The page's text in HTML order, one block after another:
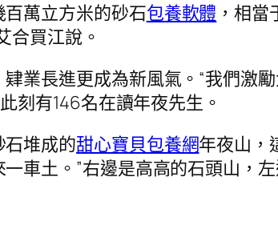
萬立方米的砂石包養軟體 ，相
合買江說。
業長進更成為新風氣。“我們激
刻有146名在讀年夜先生。
石堆成的甜心寶貝包養網年夜山，
車土。”右邊是高高的石頭山，